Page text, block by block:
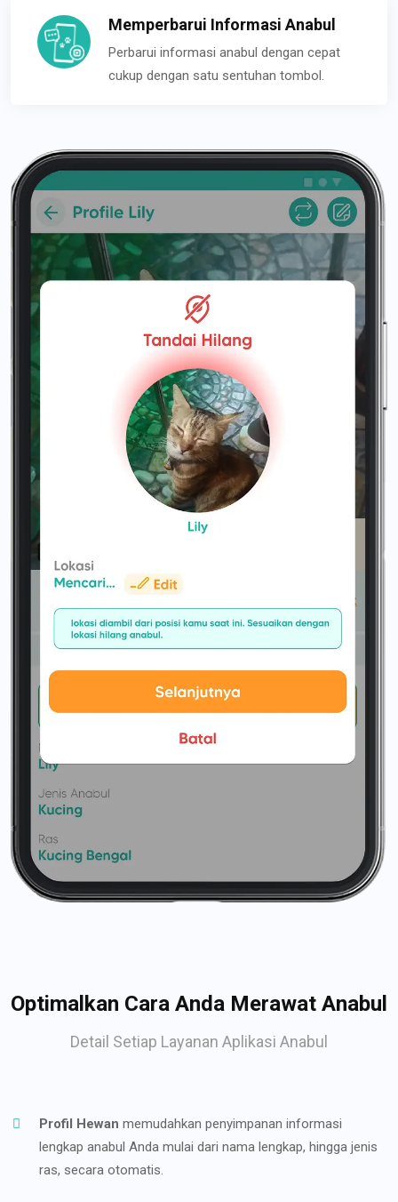
Memperbarui Informasi Anabul
Perbarui informasi anabul dengan cepat
cukup dengan satu sentuhan tombol.
Optimalkan Cara Anda Merawat Anabul
Detail Setiap Layanan Aplikasi Anabul
Profil Hewan memudahkan penyimpanan informasi
lengkap anabul Anda mulai dari nama lengkap, hingga jenis
ras, secara otomatis.